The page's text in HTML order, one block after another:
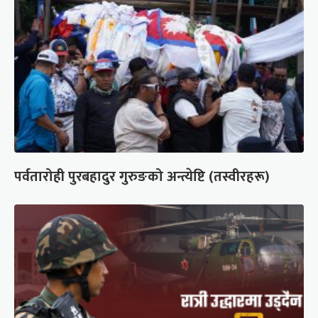
पर्वतारोही पुरबहादुर गुरुङको अन्त्येष्टि (तस्वीरहरू)